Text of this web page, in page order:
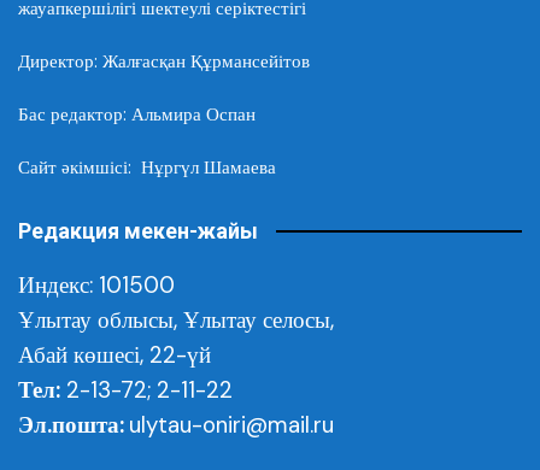
жауапкершілігі шектеулі серіктестігі
Директор: Жалғасқан Құрмансейітов
Бас редактор: Альмира Оспан
Сайт әкімшісі: Нұргүл Шамаева
Редакция мекен-жайы
Индекс: 101500
Ұлытау облысы, Ұлытау селосы,
Абай көшесі, 22-үй
Тел: 2-13-72; 2-11-22
Эл.пошта: ulytau-oniri@mail.ru